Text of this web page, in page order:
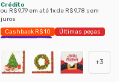
Crédito
ou R$ 9,79 em até1x de R$ 9,78 sem
juros
Cashback R$ 10
Últimas peças
Economize 55%
+3